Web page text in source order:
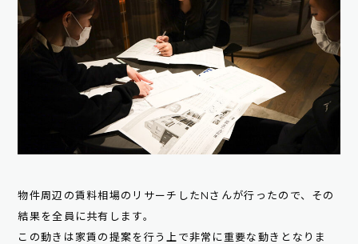
物件周辺の賃料相場のリサーチしたNさんが行ったので、その
結果を全員に共有します。
この動きは家賃の提案を行う上で非常に重要な動きとなりま